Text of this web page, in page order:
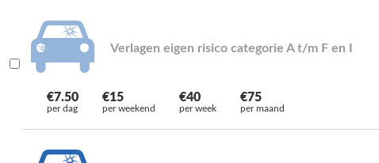
Verlagen eigen risico categorie A t/m F en I
€7.50
per dag
€15
per weekend
€40
per week
€75
per maand